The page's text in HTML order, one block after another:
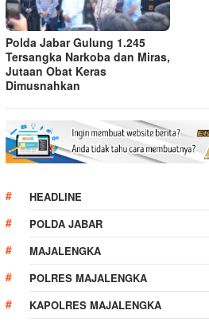
Polda Jabar Gulung 1.245
Tersangka Narkoba dan Miras,
Jutaan Obat Keras
Dimusnahkan
HEADLINE
POLDA JABAR
MAJALENGKA
POLRES MAJALENGKA
KAPOLRES MAJALENGKA